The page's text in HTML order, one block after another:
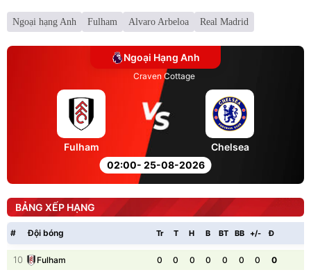
Ngoại hạng Anh Fulham Alvaro Arbeloa Real Madrid
Ngoại Hạng Anh
Craven Cottage
02:00- 25-08-2026
Fulham Chelsea
BẢNG XẾP HẠNG
# Đội bóng Tr T H B BT BB +/- Đ
10 Fulham 0 0 0 0 0 0 0 0